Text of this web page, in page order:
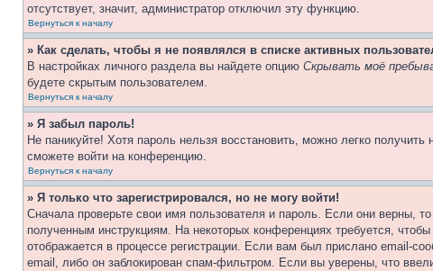
отсутствует, значит, администратор отключил эту функцию.
Вернуться к началу
» Как сделать, чтобы я не появлялся в списке активных
В настройках личного раздела вы найдете опцию Скрывать моё
будете скрытым пользователем.
Вернуться к началу
» Я забыл пароль!
Не паникуйте! Хотя пароль нельзя восстановить, можно легко
сможете войти на конференцию.
Вернуться к началу
» Я только что зарегистрировался, но не могу войти!
Сначала проверьте свои имя пользователя и пароль. Если они верны,
полученным инструкциям. На некоторых конференциях требуется,
отображается в процессе регистрации. Если вам был прислано email-
email, либо он заблокирован спам-фильтром. Если вы уверены, что